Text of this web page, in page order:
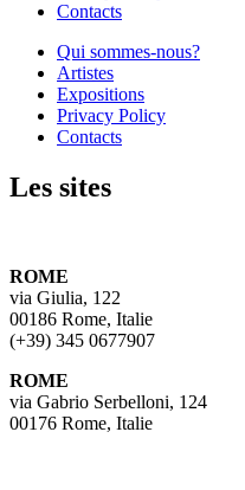
Contacts
Qui sommes-nous?
Artistes
Expositions
Privacy Policy
Contacts
Les sites
ROME
via Giulia, 122
00186 Rome, Italie
(+39) 345 0677907
ROME
via Gabrio Serbelloni, 124
00176 Rome, Italie